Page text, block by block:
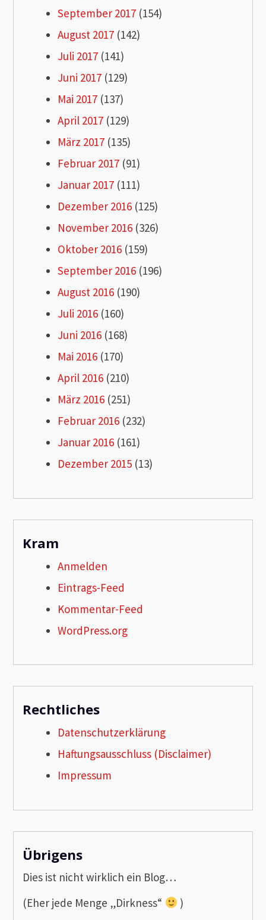
September 2017 (154)
August 2017 (142)
Juli 2017 (141)
Juni 2017 (129)
Mai 2017 (137)
April 2017 (129)
März 2017 (135)
Februar 2017 (91)
Januar 2017 (111)
Dezember 2016 (125)
November 2016 (326)
Oktober 2016 (159)
September 2016 (196)
August 2016 (190)
Juli 2016 (160)
Juni 2016 (168)
Mai 2016 (170)
April 2016 (210)
März 2016 (251)
Februar 2016 (232)
Januar 2016 (161)
Dezember 2015 (13)
Kram
Anmelden
Eintrags-Feed
Kommentar-Feed
WordPress.org
Rechtliches
Datenschutzerklärung
Haftungsausschluss (Disclaimer)
Impressum
Übrigens
Dies ist nicht wirklich ein Blog…
(Eher jede Menge „Dirkness“
)